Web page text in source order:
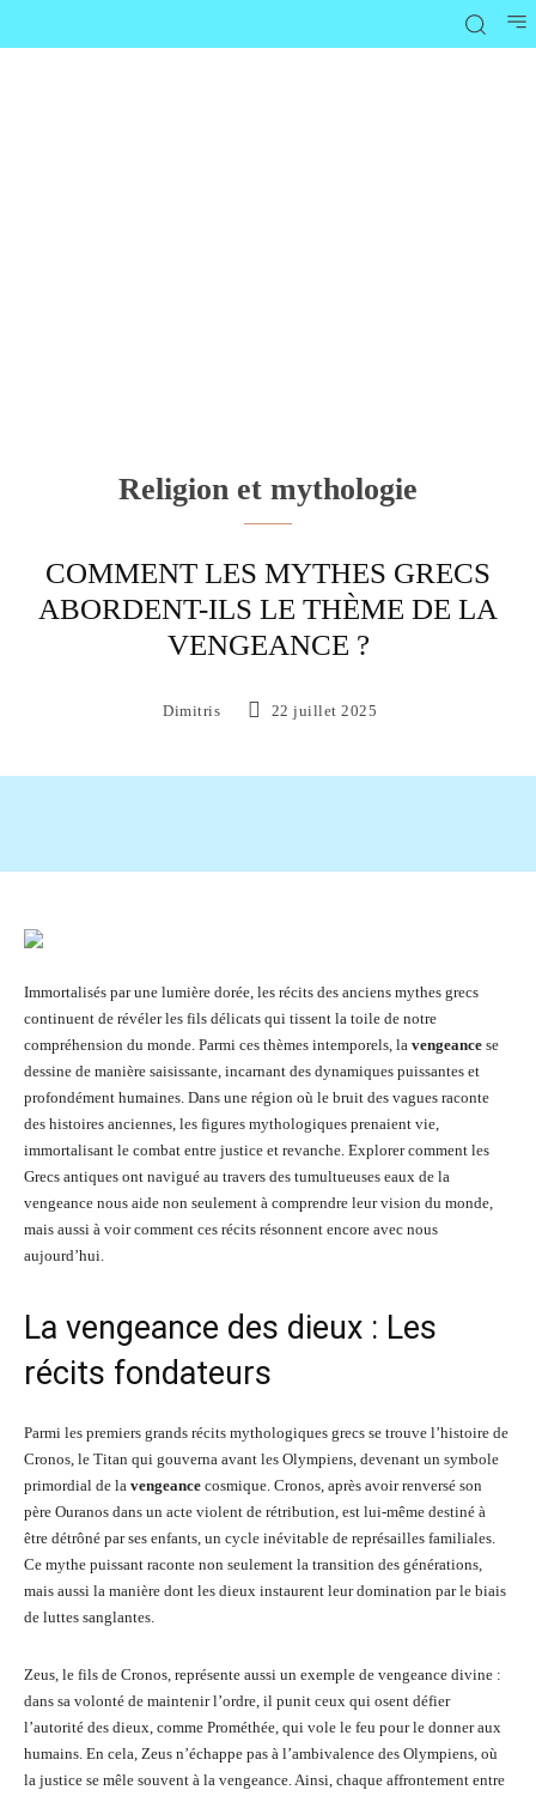
Religion et mythologie
COMMENT LES MYTHES GRECS
ABORDENT-ILS LE THÈME DE LA
VENGEANCE ?
Dimitris 22 juillet 2025
Immortalisés par une lumière dorée, les récits des anciens mythes grecs
continuent de révéler les fils délicats qui tissent la toile de notre
compréhension du monde. Parmi ces thèmes intemporels, la vengeance se
dessine de manière saisissante, incarnant des dynamiques puissantes et
profondément humaines. Dans une région où le bruit des vagues raconte
des histoires anciennes, les figures mythologiques prenaient vie,
immortalisant le combat entre justice et revanche. Explorer comment les
Grecs antiques ont navigué au travers des tumultueuses eaux de la
vengeance nous aide non seulement à comprendre leur vision du monde,
mais aussi à voir comment ces récits résonnent encore avec nous
aujourd’hui.
La vengeance des dieux : Les
récits fondateurs
Parmi les premiers grands récits mythologiques grecs se trouve l’histoire de
Cronos, le Titan qui gouverna avant les Olympiens, devenant un symbole
primordial de la vengeance cosmique. Cronos, après avoir renversé son
père Ouranos dans un acte violent de rétribution, est lui-même destiné à
être détrôné par ses enfants, un cycle inévitable de représailles familiales.
Ce mythe puissant raconte non seulement la transition des générations,
mais aussi la manière dont les dieux instaurent leur domination par le biais
de luttes sanglantes.
Zeus, le fils de Cronos, représente aussi un exemple de vengeance divine :
dans sa volonté de maintenir l’ordre, il punit ceux qui osent défier
l’autorité des dieux, comme Prométhée, qui vole le feu pour le donner aux
humains. En cela, Zeus n’échappe pas à l’ambivalence des Olympiens, où
la justice se mêle souvent à la vengeance. Ainsi, chaque affrontement entre